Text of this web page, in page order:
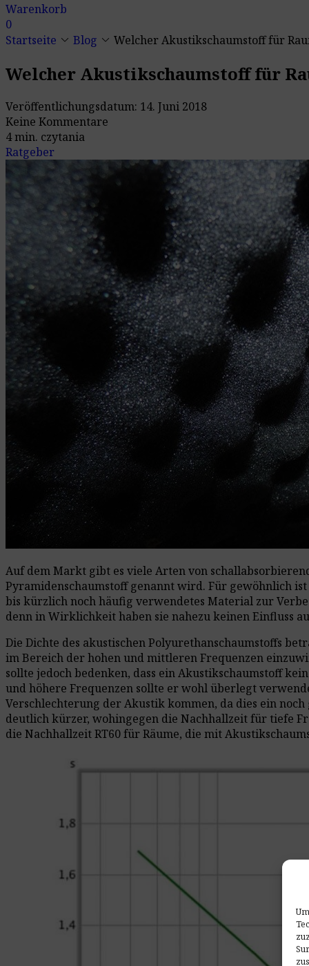
Warenkorb
0
Startseite keyboard_arrow_down Blog keyboard_arrow_down
Welcher Akustikschaumstoff für
Veröffentlichungsdatum: 14. Juni 2018
Keine Kommentare
4 min. czytania
Ratgeber
Auf dem Markt gibt es viele Arten von
Pyramidenschaumstoff genannt wird. Für gewöhnlich
bis kürzlich noch häufig verwendetes Material zur
denn in Wirklichkeit haben sie nahezu keinen Einfluss
Die Dichte des akustischen Polyurethanschaumstoffs
im Bereich der hohen und mittleren Frequenzen
sollte jedoch bedenken, dass ein Akustikschaumstoff
und höhere Frequenzen sollte er wohl überlegt
Verschlechterung der Akustik kommen, da dies ein
deutlich kürzer, wohingegen die Nachhallzeit für tiefe
die Nachhallzeit RT60 für Räume, die mit